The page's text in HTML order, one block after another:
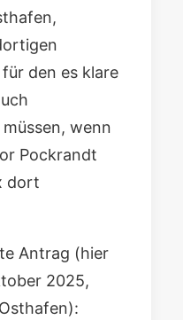
den es klare
wenn
Pockrandt
dort
Antrag (hier
2025,
):